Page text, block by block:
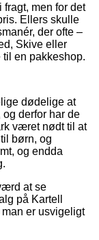
men for det
Ellers skulle
der ofte –
Skive eller
en pakkeshop.
dødelige at
derfor har de
været nødt til at
børn, og
og endda
at se
på Kartell
er usvigeligt